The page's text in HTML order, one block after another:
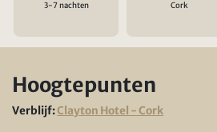
3-7 nachten Cork
Hoogtepunten
Verblijf:Clayton Hotel - Cork